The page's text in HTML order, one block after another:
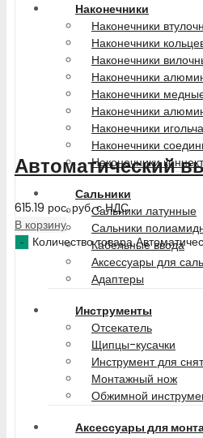
Наконечники
Наконечники
Наконечники
Наконечники
Наконечники
Наконечники
Наконечники
Наконечники
Наконечники
Наконечники
Сальники
Сальники латунные
Сальники
Кабельные ввода
Аксессуары для
Адаптеры
Инструменты
Отсекатель
Щипцы-кусачки
Инструмент для
Монтажный нож
Обжимной
Аксессуары для
Автоматический
615.19 рос. руб.с НДС
В корзину
Количество товара